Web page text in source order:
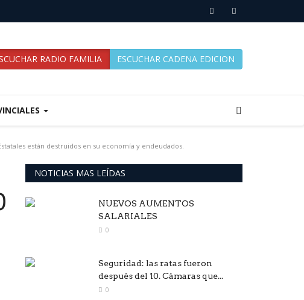
RADIO FAMILIA ESCUCHAR CADENA EDICION
están destruidos en su economía y endeudados.
NOTICIAS MAS LEÍDAS
NUEVOS AUMENTOS
SALARIALES
0
Seguridad: las ratas fueron
después del 10. Cámaras que...
0